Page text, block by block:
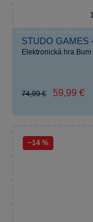
STUDO GAMES
Elektronická hra
74,99 € 59,99 €
−14 %